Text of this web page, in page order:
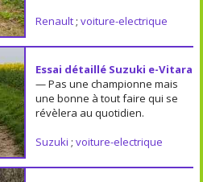
Renault; voiture-electrique
Essai détaillé Suzuki e-Vitara
— Pas une championne mais
une bonne à tout faire qui se
révèlera au quotidien.
Suzuki ; voiture-electrique